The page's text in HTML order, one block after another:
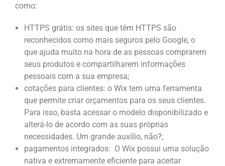
como:
HTTPS grátis: os sites que têm HTTPS são
reconhecidos como mais seguros pelo Google, o
que ajuda muito na hora de as pessoas comprarem
seus produtos e compartilharem informações
pessoais com a sua empresa;
cotações para clientes: o Wix tem uma ferramenta
que permite criar orçamentos para os seus clientes.
Para isso, basta acessar o modelo disponibilizado e
alterá-lo de acordo com as suas próprias
necessidades. Um grande auxílio, não?;
pagamentos integrados: O Wix possui uma solução
nativa e extremamente eficiente para aceitar